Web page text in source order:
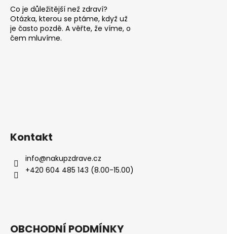
Co je důležitější než zdraví?
Otázka, kterou se ptáme, když už
je často pozdě. A věřte, že víme, o
čem mluvíme.
Kontakt
info@nakupzdrave.cz
+420 604 485 143 (8.00-15.00)
OBCHODNÍ PODMÍNKY